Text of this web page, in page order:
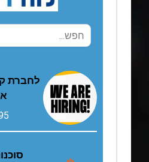
לחברת